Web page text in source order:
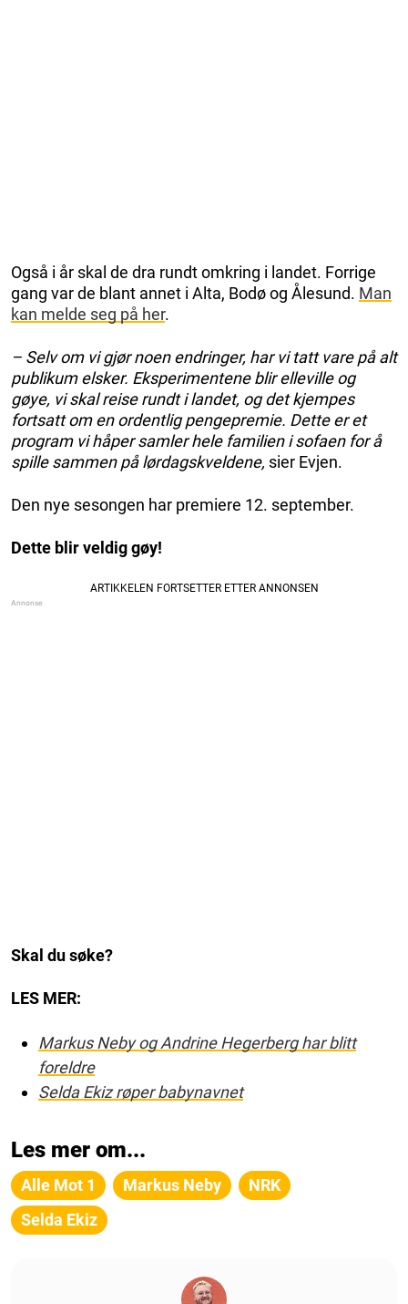
Også i år skal de dra rundt omkring i landet. Forrige
gang var de blant annet i Alta, Bodø og Ålesund. Man
kan melde seg på her.
– Selv om vi gjør noen endringer, har vi tatt vare på alt
publikum elsker. Eksperimentene blir elleville og
gøye, vi skal reise rundt i landet, og det kjempes
fortsatt om en ordentlig pengepremie. Dette er et
program vi håper samler hele familien i sofaen for å
spille sammen på lørdagskveldene, sier Evjen.
Den nye sesongen har premiere 12. september.
Dette blir veldig gøy!
Skal du søke?
LES MER:
Markus Neby og Andrine Hegerberg har blitt
foreldre
Selda Ekiz røper babynavnet
Les mer om...
Alle Mot 1 Markus Neby
NRK
Selda Ekiz